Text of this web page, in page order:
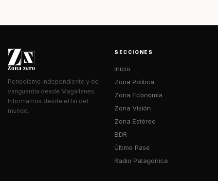
Periodismo independiente y de
vanguardia desde Magallanes.
Informamos desde el fin del
mundo.
SECCIONES
Inicio
Zona Política
Zona Economía
Zona Visión
Zona Estéreo
BDR
Último Pase
Radio Patagónica